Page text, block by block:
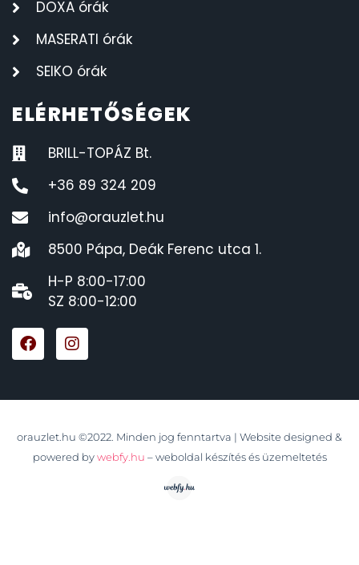
DOXA órák
MASERATI órák
SEIKO órák
ELÉRHETŐSÉGEK
BRILL-TOPÁZ Bt.
+36 89 324 209
info@orauzlet.hu
8500 Pápa, Deák Ferenc utca 1.
H-P 8:00-17:00
SZ 8:00-12:00
orauzlet.hu ©2022. Minden jog fenntartva | Website designed &
powered by webfy.hu – weboldal készítés és üzemeltetés